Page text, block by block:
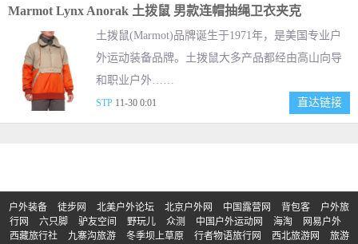
Marmot Lynx Anorak 土拨鼠 男款连帽抽绳卫衣夹克
土拨鼠(Marmot)品牌诞生于1971年，是美国专业户
外运动装备品牌。土拨鼠大多产品都经由高山向导
和职业户外……
STP 11-30 0:01 直达链接
户外装备 徒步网 北美户外论坛 北京户外网 中国露营网 背包客
户外旅
行网
六只脚 驴友空间 野玩儿 众测 中国户外运动网 海淘
网易户外
西藏旅行社
九寨沟旅游 冬季坝上草原 行者物语旅行网 西北旅游网 旅游